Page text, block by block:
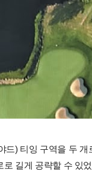
드) 티잉 구역을 두
로 길게 공략할 수 있